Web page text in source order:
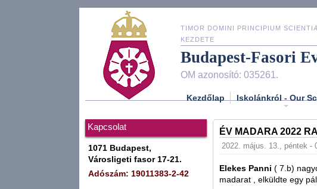
TIMOR DOMINI PRINCIPIUM
KEZDETE
Budapest-Fasori
OM azonosító: 035261.
Kezdőlap Iskolánkról - Our
Kapcsolat
1071 Budapest,
Városligeti fasor 17-21.
Adószám: 19011383-2-42
ÉV MADARA 2022
2022. május. 13., péntek -
Elekes Panni ( 7.b)
madarat , elküldte egy